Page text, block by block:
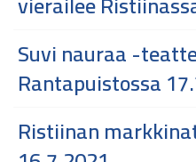
Suvi nauraa -
Rantapuistossa
Ristiinan